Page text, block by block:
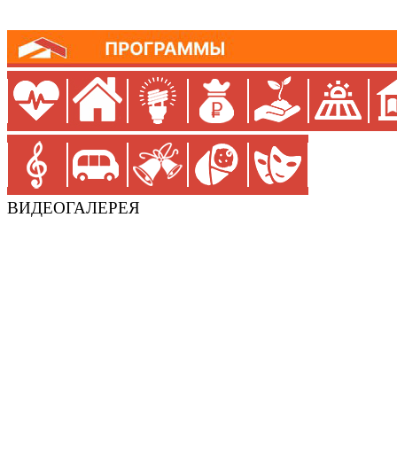
ВИДЕОГАЛЕРЕЯ